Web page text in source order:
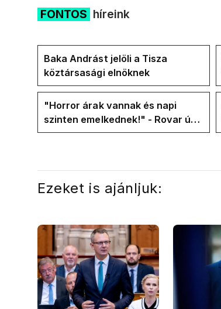
FONTOS híreink
Baka Andrást jelöli a Tisza
köztársasági elnöknek
"Horror árak vannak és napi
szinten emelkednek!" - Rovar úr
Facebook-oldalán lázadnak a
Ezeket is ajánljuk: